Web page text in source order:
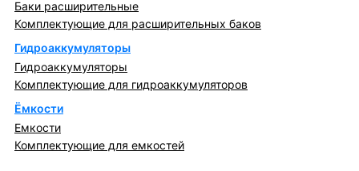
Баки расширительные
Комплектующие для расширительных баков
Гидроаккумуляторы
Гидроаккумуляторы
Комплектующие для гидроаккумуляторов
Ёмкости
Емкости
Комплектующие для емкостей